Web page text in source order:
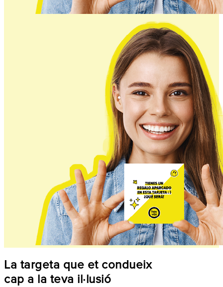
La targeta que et condueix
cap a la teva il·lusió